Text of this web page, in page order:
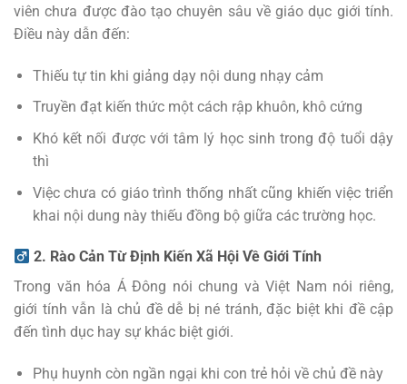
viên chưa được đào tạo chuyên sâu về giáo dục giới tính.
Điều này dẫn đến:
Thiếu tự tin khi giảng dạy nội dung nhạy cảm
Truyền đạt kiến thức một cách rập khuôn, khô cứng
Khó kết nối được với tâm lý học sinh trong độ tuổi dậy
thì
Việc chưa có giáo trình thống nhất cũng khiến việc triển
khai nội dung này thiếu đồng bộ giữa các trường học.
2. Rào Cản Từ Định Kiến Xã Hội Về Giới Tính
Trong văn hóa Á Đông nói chung và Việt Nam nói riêng,
giới tính vẫn là chủ đề dễ bị né tránh, đặc biệt khi đề cập
đến tình dục hay sự khác biệt giới.
Phụ huynh còn ngần ngại khi con trẻ hỏi về chủ đề này